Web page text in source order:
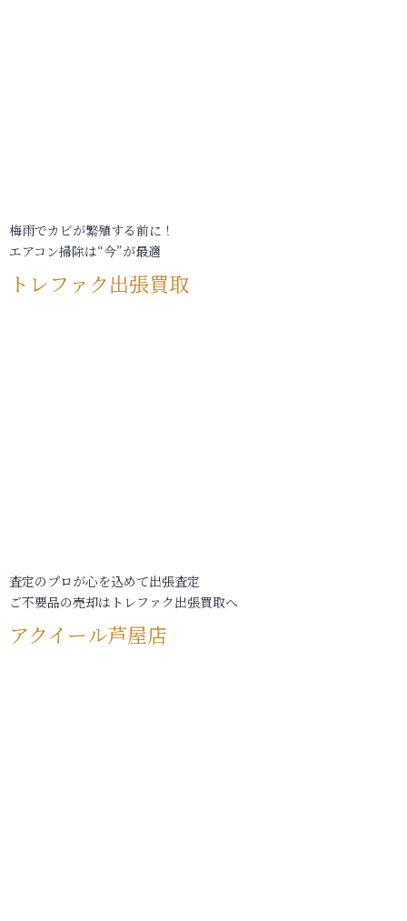
梅雨でカビが繁殖する前に！
エアコン掃除は“今”が最適
トレファク出張買取
査定のプロが心を込めて出張査定
ご不要品の売却はトレファク出張買取へ
アクイール芦屋店